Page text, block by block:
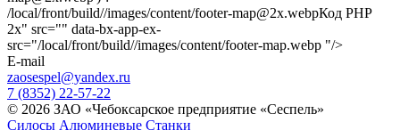
/local/front/build//images/content/footer-map@2x.webpКод PHP
2x" src="" data-bx-app-ex-
src="/local/front/build//images/content/footer-map.webp "/>
E-mail
zaosespel@yandex.ru
7 (8352) 22-57-22
© 2026 ЗАО «Чебоксарское предприятие «Сеспель»
Силосы Алюминевые Станки